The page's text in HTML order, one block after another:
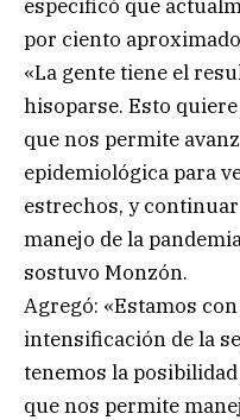
especificó que
por ciento
«La gente tiene el
hisoparse. Esto
que nos permite
epidemiológica para
estrechos, y
manejo de la
sostuvo Monzón.
Agregó: «Estamos
intensificación de la
tenemos la
que nos permite